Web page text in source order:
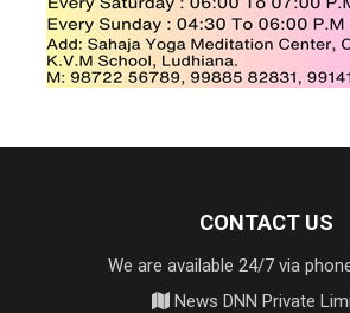
CONTACT US
We are available 24/7 via
News DNN Private